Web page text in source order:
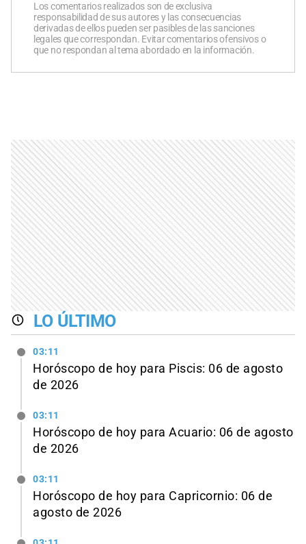
Los comentarios realizados son de exclusiva
responsabilidad de sus autores y las consecuencias
derivadas de ellos pueden ser pasibles de las sanciones
legales que correspondan. Evitar comentarios ofensivos o
que no respondan al tema abordado en la información.
LO ÚLTIMO
03:11
Horóscopo de hoy para Piscis: 06 de agosto
de 2026
03:11
Horóscopo de hoy para Acuario: 06 de agosto
de 2026
03:11
Horóscopo de hoy para Capricornio: 06 de
agosto de 2026